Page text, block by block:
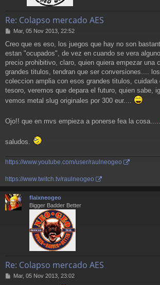
Re: Colapso mercado AES
M
n
s
a
Mar, 05 Nov 2013, 22:52
Creo que es eso, los juegos que hay no son
estan "ocupados", de vez en cuando se vera
precio prohibitivo, claro, quien quiera empezar una
grandes titulos, tendran que ser conversiones....
coleccion amplia con esos grandes titulos,
tesoro, veremos que depara el futuro, quien sabe,
vemos metal slug originales por 300 eur....
Ojo!! que en mvs empieza a ponerse fea la cosa.....
saludos.
https://www.youtube.com/user/raulneogeo
https://www.twitch.tv/raulneogeo
flaixneogeo
Bigger Badder Better
Re: Colapso mercado AES
MMar, 05 Nov 2013, 23:02